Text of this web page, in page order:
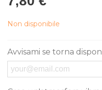
Non disponibile
Avvisami se torna